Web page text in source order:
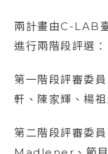
兩計畫由C-LAB
進行兩階段評選：
第一階段評審委
軒、陳家輝、楊
第二階段評審委